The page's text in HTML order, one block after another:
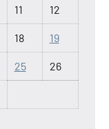
11 12
18 19
25 26